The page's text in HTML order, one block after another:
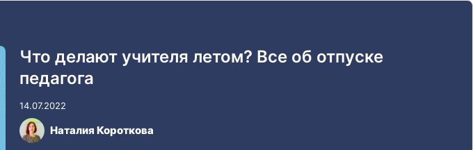
Что делают учителя летом? Все об отпуске
педагога
14.07.2022
Наталия Короткова